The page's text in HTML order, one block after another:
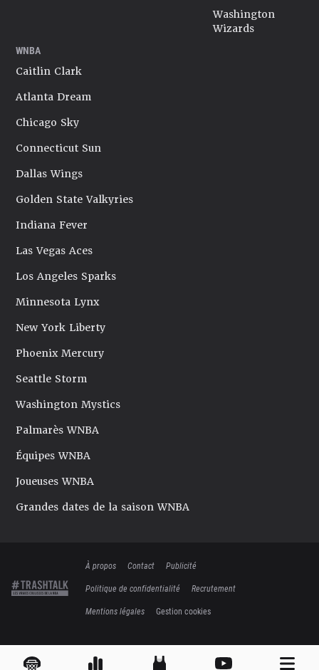
Washington
Wizards
WNBA
Caitlin Clark
Atlanta Dream
Chicago Sky
Connecticut Sun
Dallas Wings
Golden State Valkyries
Indiana Fever
Las Vegas Aces
Los Angeles Sparks
Minnesota Lynx
New York Liberty
Phoenix Mercury
Seattle Storm
Washington Mystics
Palmarès WNBA
Équipes WNBA
Joueuses WNBA
Grandes dates de la saison WNBA
À propos Contact
Publicité
Politique de confidentialité
Recrutement
Mentions légales
Gestion cookies